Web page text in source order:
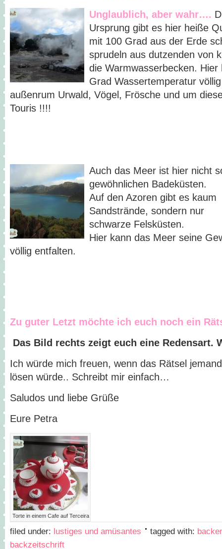
Unglaublich, aber wahr….
Ursprung gibt es hier heiße
mit 100 Grad aus der Erde
sprudeln aus dutzenden von
die Warmwasserbecken.
Grad Wassertemperatur
außenrum Urwald, Vögel, Frösche und um
Touris !!!!
Auch das Meer ist hier nicht
gewöhnlichen Badeküsten.
Auf den Azoren gibt es kaum
Sandstrände, sondern nur
schwarze Felsküsten.
Hier kann das Meer seine
völlig entfalten.
Zu guter Letzt möchte ich euch noch ein
Das Bild rechts zeigt euch eine Redensart.
Ich würde mich freuen, wenn das Rätsel jemand
lösen würde.. Schreibt mir einfach…
Saludos und liebe Grüße
Eure Petra
Torte in einem Cafe auf Terceira
filed under: lustiges und amüsantes tagged with:
backzeitschrift